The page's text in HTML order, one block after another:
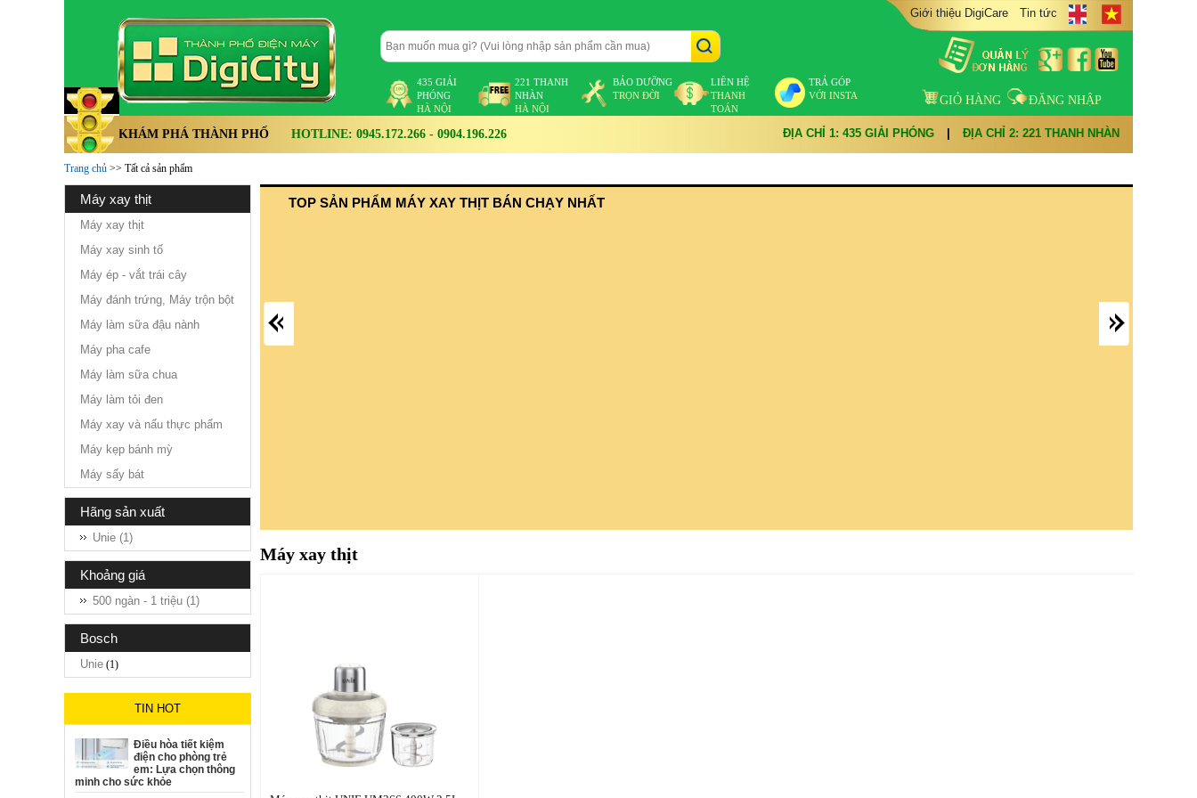
435 GIẢI
PHÓNG
HÀ NỘI
221 THANH
NHÀN
HÀ NỘI
BẢO DƯỠNG
TRỌN ĐỜI
LIÊN HỆ
THANH
TOÁN
TRẢ GÓP
VỚI INSTA
Giới thiệu DigiCare Tin tức
GIỎ HÀNG ĐĂNG NHẬP
KHÁM PHÁ THÀNH PHỐ HOTLINE: 0945.172.266 - 0904.196.226 ĐỊA CHỈ 1: 435 GIẢI PHÓNG ĐỊA CHỈ 2: 221 THANH NHÀN
Trang chủ >> Tất cả sản phẩm
máy xay thịt
Máy xay thịt
Máy xay sinh tố
Máy ép - vắt trái cây
Máy đánh trứng, Máy trộn bột
Máy làm sữa đậu nành
Máy pha cafe
Máy làm sữa chua
Máy làm tỏi đen
Máy xay và nấu thực phẩm
Máy kẹp bánh mỳ
Máy sấy bát
hãng sản xuất
Unie (1)
khoảng giá
500 ngàn - 1 triệu (1)
bosch
Unie (1)
TIN HOT
Điều hòa tiết kiệm
điện cho phòng trẻ
em: Lựa chọn thông
minh cho sức khỏe
TOP SẢN PHẨM MÁY XAY THỊT BÁN CHẠY NHẤT
Máy xay thịt